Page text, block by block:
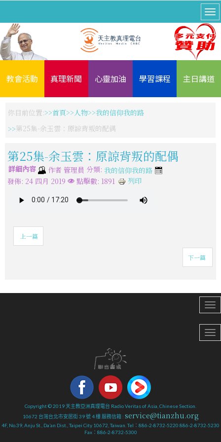
教會活動 真理新聞 心靈加油 學習課程 主日講道
你目前位置: 首頁 人物
我的信仰我的路
第25集-余玉雲：原諒背叛的配偶
第25集-余玉雲：原諒背叛的配偶
詳細內容 作者 管理員 分類: 我的信仰我的路
發佈: 24 四月 2019
點擊數: 1891 列印
上一篇
下一篇
Copyright © 2019 天主教亞洲真理電台 Radio Veritas of Asia, Chinese Section.
10672 台灣台北市安居街 39 號 4 樓 服務信箱 : service@tianzhu.org
4F, No.39, Anju St., Da’an Dist., Taipei City 10672, Taiwan. Tel：886-2-8732-5220 886-2-8732-5230
Fax：886-2-8732-5300